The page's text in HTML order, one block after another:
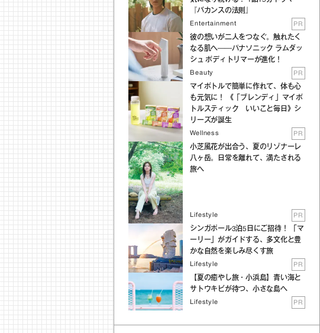
『バカンスの法則』
Entertainment PR
彼の想いが二人をつなぐ。触れたく
なる肌へ──パナソニック ラムダッ
シュ ボディトリマーが進化！
Beauty PR
マイボトルで簡単に作れて、体も心
も元気に！ 《「ブレンディ」マイボ
トルスティック いいこと毎日》シ
リーズが誕生
Wellness PR
小芝風花が出合う、夏のリゾナーレ
八ヶ岳。日常を離れて、満たされる
旅へ
Lifestyle PR
シンガポール3泊5日にご招待！ 「マ
ーリー」がガイドする、多文化と豊
かな自然を楽しみ尽くす旅
Lifestyle PR
【夏の癒やし旅・小浜島】青い海と
サトウキビが待つ、小さな島へ
Lifestyle PR